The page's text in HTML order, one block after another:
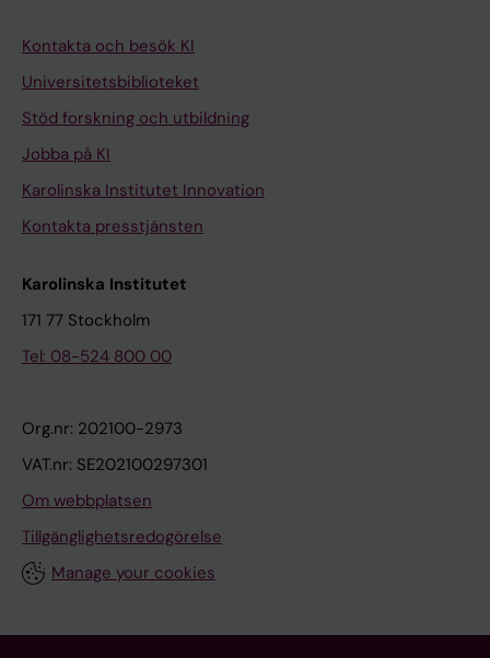
Kontakta och besök KI
Universitetsbiblioteket
Stöd forskning och utbildning
Jobba på KI
Karolinska Institutet Innovation
Kontakta presstjänsten
Karolinska Institutet
171 77 Stockholm
Tel: 08-524 800 00
Org.nr: 202100-2973
VAT.nr: SE202100297301
Om webbplatsen
Tillgänglighetsredogörelse
Manage your cookies